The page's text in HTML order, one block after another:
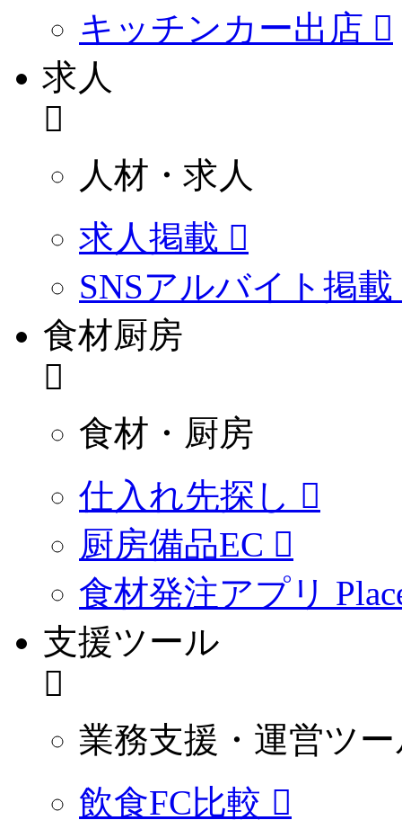
キッチンカー出店
求人
人材・求人
求人掲載
SNSアルバイト掲載
食材厨房
食材・厨房
仕入れ先探し
厨房備品EC
食材発注アプリ
支援ツール
業務支援・運営ツ
飲食FC比較